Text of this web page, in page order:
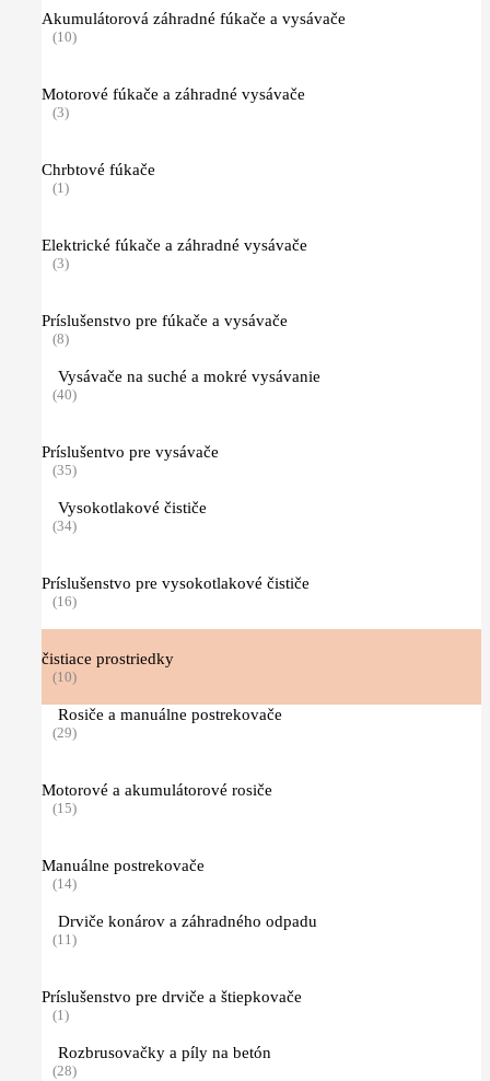
Akumulátorová záhradné fúkače a vysávače
(10)
Motorové fúkače a záhradné vysávače
(3)
Chrbtové fúkače
(1)
Elektrické fúkače a záhradné vysávače
(3)
Príslušenstvo pre fúkače a vysávače
(8)
Vysávače na suché a mokré vysávanie
(40)
Príslušentvo pre vysávače
(35)
Vysokotlakové čističe
(34)
Príslušenstvo pre vysokotlakové čističe
(16)
čistiace prostriedky
(10)
Rosiče a manuálne postrekovače
(29)
Motorové a akumulátorové rosiče
(15)
Manuálne postrekovače
(14)
Drviče konárov a záhradného odpadu
(11)
Príslušenstvo pre drviče a štiepkovače
(1)
Rozbrusovačky a píly na betón
(28)